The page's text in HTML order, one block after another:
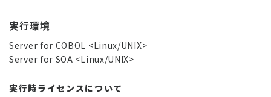
実行環境
Server for COBOL <Linux/UNIX>
Server for SOA <Linux/UNIX>
実行時ライセンスについて